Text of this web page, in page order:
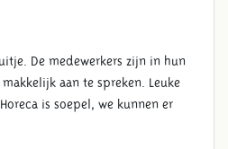
De medewerkers zijn in hun
aan te spreken. Leuke
is soepel, we kunnen er